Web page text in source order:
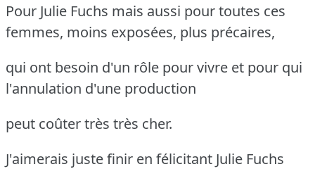
Pour Julie Fuchs mais aussi pour toutes ces
femmes, moins exposées, plus précaires,
qui ont besoin d'un rôle pour vivre et pour qui
l'annulation d'une production
peut coûter très très cher.
J'aimerais juste finir en félicitant Julie Fuchs